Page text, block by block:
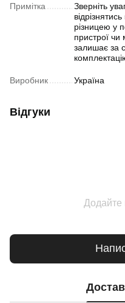
Примітка
Зверніть
різницею у
пристрої чи
залишає за
Виробник Україна
Відгуки
Додайте